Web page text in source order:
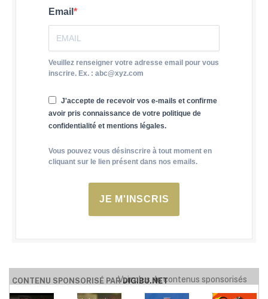
Email
Veuillez renseigner votre adresse email pour vous
inscrire. Ex. : abc@xyz.com
J'accepte de recevoir vos e-mails et confirme
avoir pris connaissance de votre politique de
confidentialité et mentions légales.
Vous pouvez vous désinscrire à tout moment en
cliquant sur le lien présent dans nos emails.
JE M'INSCRIS
CONTENU SPONSORISÉ PARDIGIBU.NET
Voir plus de contenus sponsorisés